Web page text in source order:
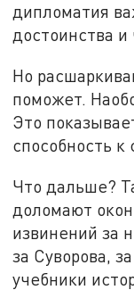
дипломатия
достоинства
Но
поможет.
Это
способность
Что дальше?
доломают
извинений за
за Суворова,
учебники